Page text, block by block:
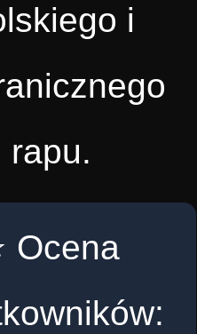
i
rapu.
Ocena